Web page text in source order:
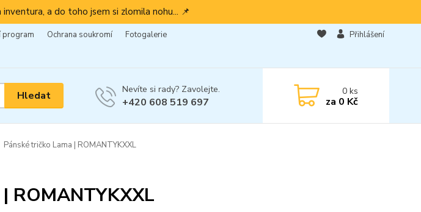
a do toho jsem si zlomila nohu... 📌
program Ochrana soukromí
Fotogalerie
Přihlášení
Hledat Nevíte si rady? Zavolejte.
+420 608 519 697
0ks
za 0 Kč
Pánské tričko Lama | ROMANTYKXXL
ROMANTYKXXL